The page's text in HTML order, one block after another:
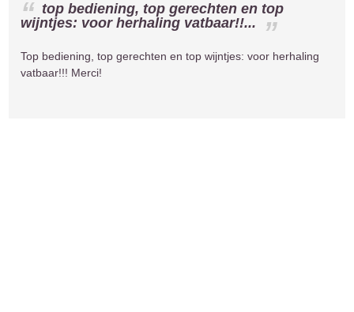
top bediening, top gerechten en top
wijntjes: voor herhaling vatbaar!!...
Top bediening, top gerechten en top wijntjes: voor herhaling
vatbaar!!! Merci!